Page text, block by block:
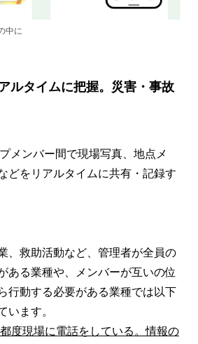
中に
ルタイムに把握。災害・事故
メンバー間で現場写真、地点メ
どをリアルタイムに共有・記録す
、救助活動など、管理者が全員の
ある業種や、メンバーが互いの位
行動する必要がある業種では以下
います。
度現場に電話をしている。情報の